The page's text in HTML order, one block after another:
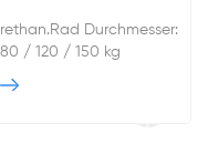
Durchmesser:
/ 120 / 150 kg